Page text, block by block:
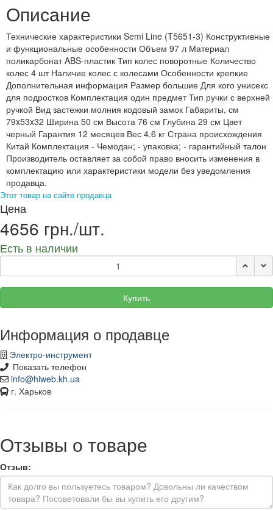
Описание
Технические характеристики Semi Line (T5651-3) Конструктивные
и функциональные особенности Объем 97 л Материал
поликарбонат ABS-пластик Тип колес поворотные Количество
колес 4 шт Наличие колес с колесами Особенности крепкие
Дополнительная информация Размер большие Для кого унисекс
для подростков Комплектация один предмет Тип ручки с верхней
ручкой Вид застежки молния кодовый замок Габариты, см
79x53x32 Ширина 50 см Высота 76 см Глубина 29 см Цвет
черный Гарантия 12 месяцев Вес 4.6 кг Страна происхождения
Китай Комплектация - Чемодан; - упаковка; - гарантийный талон
Производитель оставляет за собой право вносить изменения в
комплектацию или характеристики модели без уведомления
продавца.
Этот товар на сайте продавца
Цена
4656 грн./шт.
Есть в наличии
Купить
Информация о продавце
Электро-инструмент
Показать телефон
info@hiweb.kh.ua
г. Харьков
Отзывы о товаре
Отзыв: